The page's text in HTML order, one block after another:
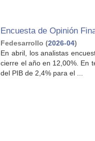
Encuesta de Opinión
Fedesarrollo (2026-04)
En abril, los analistas
cierre el año en 12,00%. En
del PIB de 2,4% para el ...